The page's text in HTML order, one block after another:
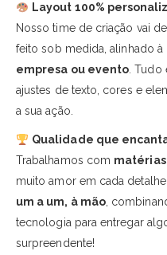
Layout 100%
Nosso time de criação vai
feito sob medida, alinhado à
empresa ou evento. Tudo
ajustes de texto, cores e
a sua ação.
Qualidade que
Trabalhamos com
muito amor em cada detalhe.
um a um, à mão,
tecnologia para entregar
surpreendente!